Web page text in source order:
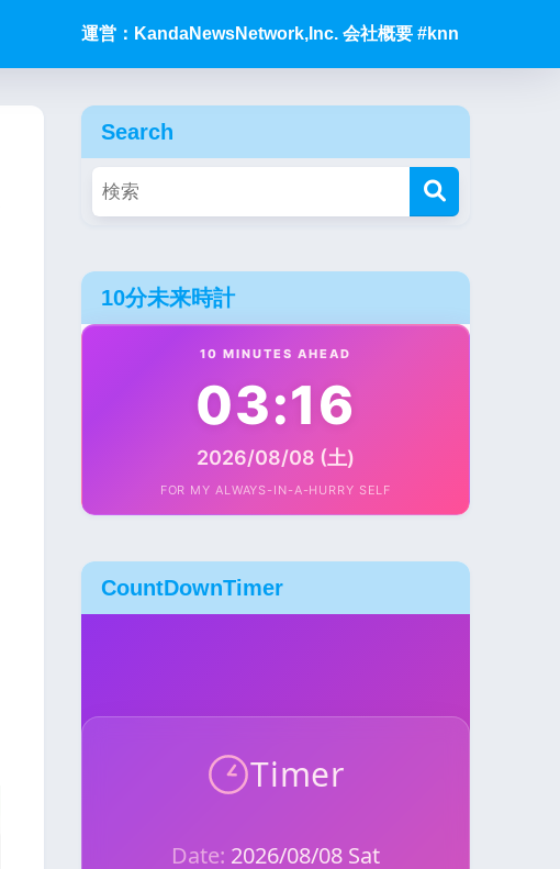
運営：KandaNewsNetwork,Inc. 会社概要 #knn
Search
10分未来時計
10 MINUTES AHEAD
03:16
2026/08/08 (土)
FOR MY ALWAYS-IN-A-HURRY SELF
CountDownTimer